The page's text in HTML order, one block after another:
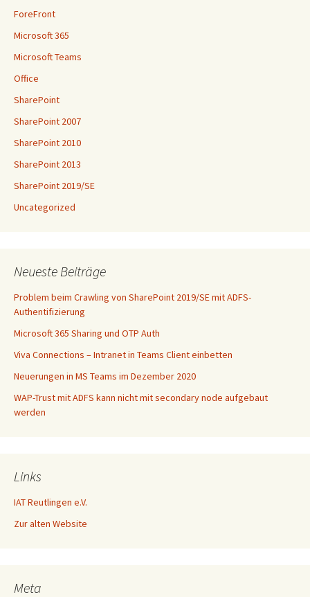
ForeFront
Microsoft 365
Microsoft Teams
Office
SharePoint
SharePoint 2007
SharePoint 2010
SharePoint 2013
SharePoint 2019/SE
Uncategorized
Neueste Beiträge
Problem beim Crawling von SharePoint 2019/SE mit ADFS-
Authentifizierung
Microsoft 365 Sharing und OTP Auth
Viva Connections – Intranet in Teams Client einbetten
Neuerungen in MS Teams im Dezember 2020
WAP-Trust mit ADFS kann nicht mit secondary node aufgebaut
werden
Links
IAT Reutlingen e.V.
Zur alten Website
Meta